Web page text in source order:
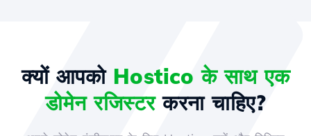
क्यों आपको Hostico के साथ एक
डोमेन रजिस्टरकरना चाहिए?